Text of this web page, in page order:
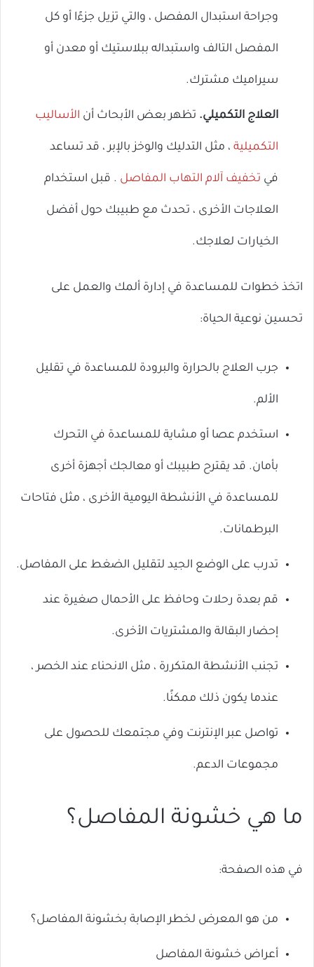
وجراحة استبدال المفصل ، والتي تزيل جزءًا أو كل
المفصل التالف واستبداله ببلاستيك أو معدن أو
سيراميك مشترك.
العلاج التكميلي. تظهر بعض الأبحاث أن الأساليب
التكميلية ، مثل التدليك والوخز بالإبر ، قد تساعد
في تخفيف آلام التهاب المفاصل . قبل استخدام
العلاجات الأخرى ، تحدث مع طبيبك حول أفضل
الخيارات لعلاجك.
اتخذ خطوات للمساعدة في إدارة ألمك والعمل على
تحسين نوعية الحياة:
جرب العلاج بالحرارة والبرودة للمساعدة في تقليل
الألم.
استخدم عصا أو مشاية للمساعدة في التحرك
بأمان. قد يقترح طبيبك أو معالجك أجهزة أخرى
للمساعدة في الأنشطة اليومية الأخرى ، مثل فتاحات
البرطمانات.
تدرب على الوضع الجيد لتقليل الضغط على المفاصل.
قم بعدة رحلات وحافظ على الأحمال صغيرة عند
إحضار البقالة والمشتريات الأخرى.
تجنب الأنشطة المتكررة ، مثل الانحناء عند الخصر ،
عندما يكون ذلك ممكنًا.
تواصل عبر الإنترنت وفي مجتمعك للحصول على
مجموعات الدعم.
ما هي خشونة المفاصل؟
في هذه الصفحة:
من هو المعرض لخطر الإصابة بخشونة المفاصل؟
أعراض خشونة المفاصل